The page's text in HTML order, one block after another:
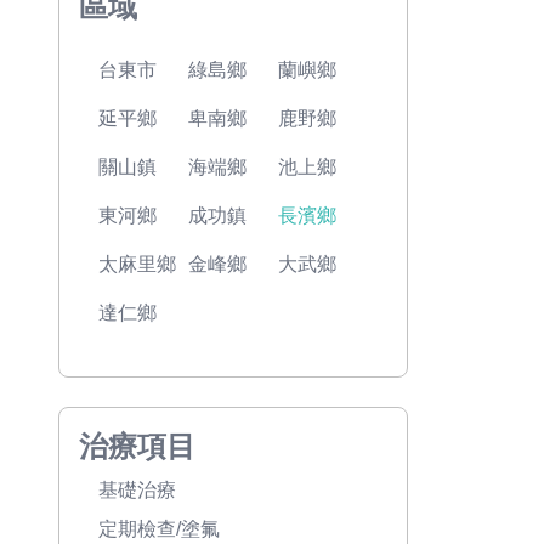
區域
台東市 綠島鄉 蘭嶼鄉
延平鄉 卑南鄉 鹿野鄉
關山鎮 海端鄉 池上鄉
東河鄉 成功鎮 長濱鄉
太麻里鄉 金峰鄉 大武鄉
達仁鄉
治療項目
基礎治療
定期檢查/塗氟